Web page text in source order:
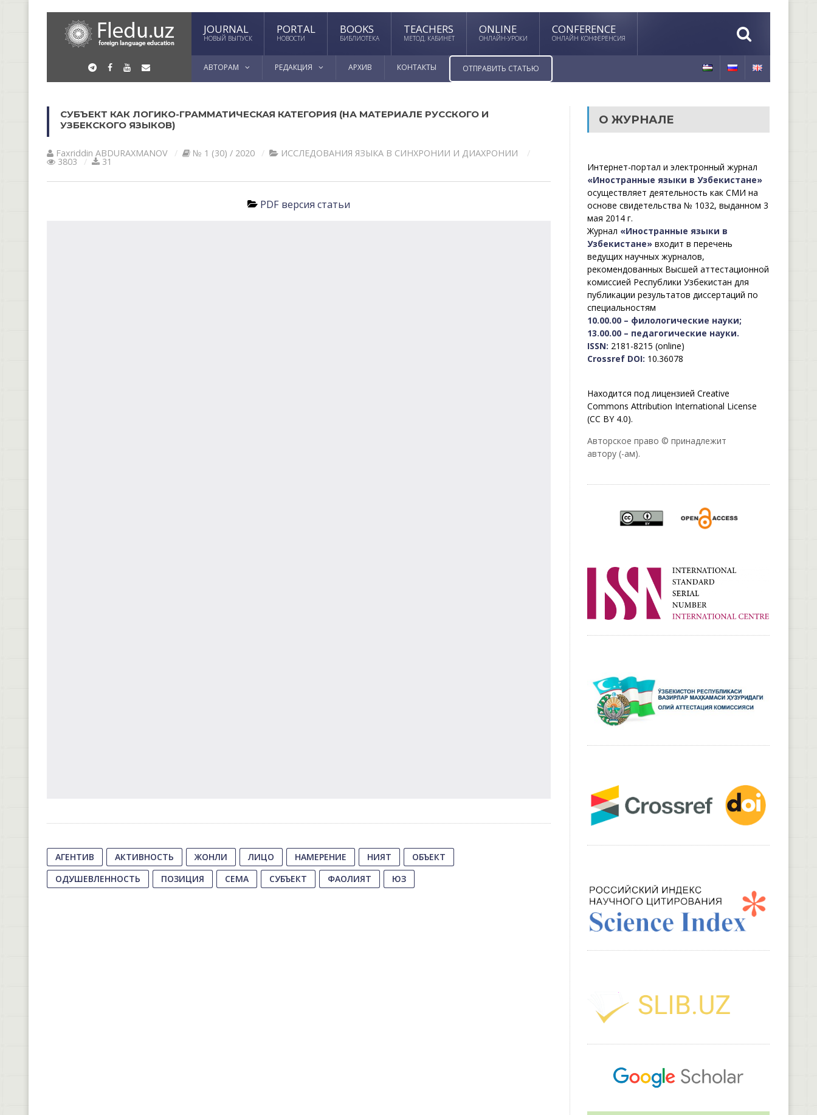
JOURNAL
НОВЫЙ ВЫПУСК
PORTAL
НОВОСТИ
BOOKS
БИБЛИОТЕКА
TEACHERS
МЕТОД. КАБИНЕТ
ONLINE
ОНЛАЙН-УРОКИ
CONFERENCE
ОНЛАЙН КОНФЕРЕНСИЯ
АВТОРАМ РЕДАКЦИЯ АРХИВ КОНТАКТЫ ОТПРАВИТЬ СТАТЬЮ
СУБЪЕКТ КАК ЛОГИКО-ГРАММАТИЧЕСКАЯ КАТЕГОРИЯ (НА МАТЕРИАЛЕ РУССКОГО И
УЗБЕКСКОГО ЯЗЫКОВ)
Faxriddin АBDURАXMАNOV № 1 (30) / 2020 ИССЛЕДОВАНИЯ ЯЗЫКА В СИНХРОНИИ И ДИАХРОНИИ
3803 31
PDF версия статьи
АГЕНТИВ АКТИВНОСТЬ ЖОНЛИ ЛИЦО НАМЕРЕНИЕ НИЯТ
ОБЪЕКТ
ОДУШЕВЛЕННОСТЬ
ПОЗИЦИЯ СЕМА СУБЪЕКТ ФАОЛИЯТ ЮЗ
О ЖУРНАЛЕ
Интернет-портал и электронный журнал
«Иностранные языки в Узбекистане»
осуществляет деятельность как СМИ на
основе свидетельства № 1032, выданном 3
мая 2014 г.
Журнал «Иностранные языки в
Узбекистане»входит в перечень
ведущих научных журналов,
рекомендованных Высшей аттестационной
комиссией Республики Узбекистан для
публикации результатов диссертаций по
специальностям
10.00.00 – филологические науки;
13.00.00 – педагогические науки.
ISSN: 2181-8215 (online)
Crossref DOI: 10.36078
Находится под лицензией Creative
Commons Attribution International License
(CC BY 4.0).
Авторское право © принадлежит
автору (-ам).